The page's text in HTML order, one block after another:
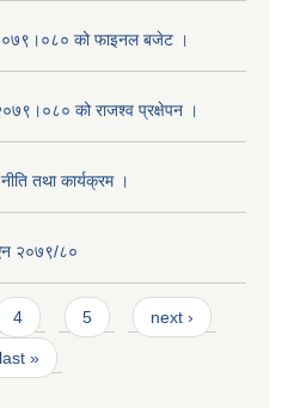
२०७९।०८० को फाइनल बजेट ।
को राजश्व प्रक्षेपन ।
तथा कार्यक्रम ।
२०७९/८०
4 5 next ›
last »